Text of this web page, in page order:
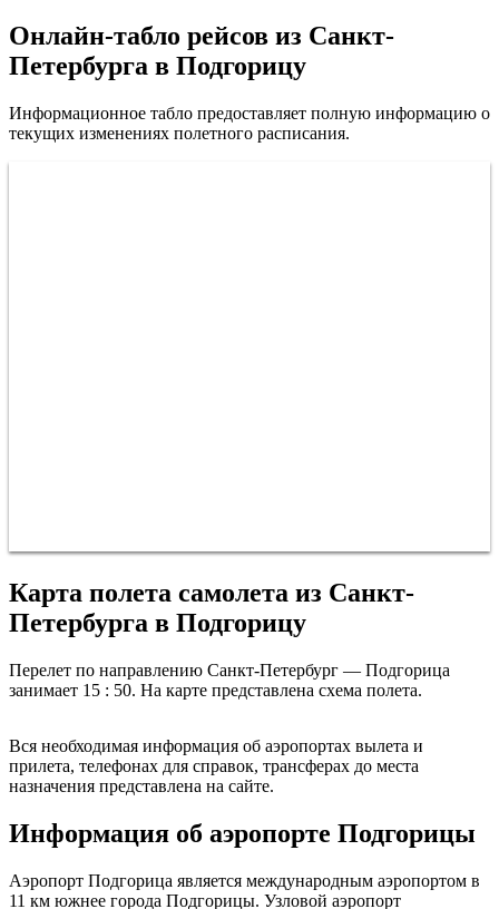
Онлайн-табло рейсов из Санкт-
Петербурга в Подгорицу
Информационное табло предоставляет полную информацию о
текущих изменениях полетного расписания.
Карта полета самолета из Санкт-
Петербурга в Подгорицу
Перелет по направлению Санкт-Петербург — Подгорица
занимает 15 : 50. На карте представлена схема полета.
Санкт-Петербург
Вся необходимая информация об аэропортах вылета и
прилета, телефонах для справок, трансферах до места
назначения представлена на сайте.
Информация об аэропорте Подгорицы
Аэропорт Подгорица является международным аэропортом в
11 км южнее города Подгорицы. Узловой аэропорт